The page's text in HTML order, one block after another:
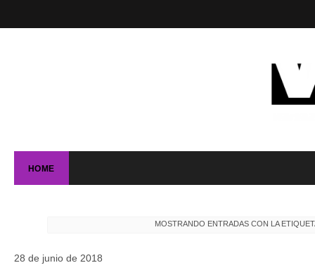
HOME
MOSTRANDO ENTRADAS CON LA
28 de junio de 2018